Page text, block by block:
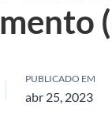
PUBLICADO EM
abr 25, 2023